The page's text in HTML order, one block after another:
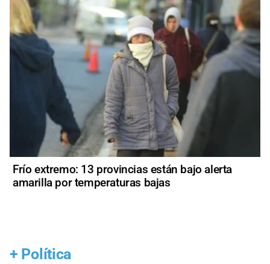
Frío extremo: 13 provincias están bajo alerta
amarilla por temperaturas bajas
+ Política